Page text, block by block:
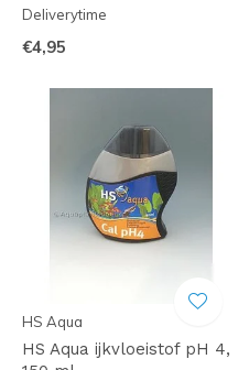
Deliverytime
€4,95
HS Aqua
HS Aqua ijkvloeistof pH 4,